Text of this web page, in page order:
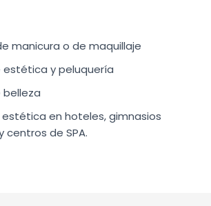
manicura o de maquillaje
y peluquería
estética en hoteles, gimnasios
centros de SPA.